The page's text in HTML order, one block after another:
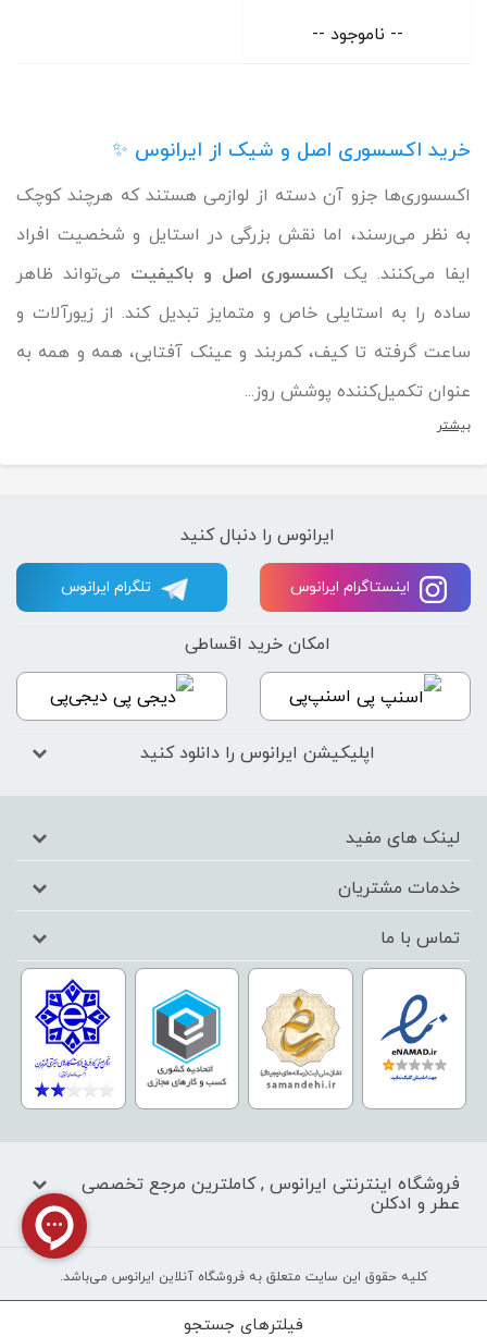
-- ناموجود --
خرید اکسسوری اصل و شیک از ایرانوس ✨
اکسسوری‌ها جزو آن دسته از لوازمی هستند که هرچند کوچک
به نظر می‌رسند، اما نقش بزرگی در استایل و شخصیت افراد
ایفا می‌کنند. یک اکسسوری اصل و باکیفیت می‌تواند ظاهر
ساده را به استایلی خاص و متمایز تبدیل کند. از زیورآلات و
ساعت گرفته تا کیف، کمربند و عینک آفتابی، همه و همه به
عنوان تکمیل‌کننده پوشش روز...
بیشتر
ایرانوس را دنبال کنید
تلگرام ایرانوس اینستاگرام ایرانوس
امکان خرید اقساطی
اسنپ‌پی دیجی‌پی
اپلیکیشن ایرانوس را دانلود کنید
لینک های مفید
خدمات مشتریان
تماس با ما
فروشگاه اینترنتی ایرانوس , کاملترین مرجع تخصصی
عطر و ادکلن
کليه حقوق اين سايت متعلق به فروشگاه آنلاین ایرانوس می‌باشد.
فیلترهای جستجو